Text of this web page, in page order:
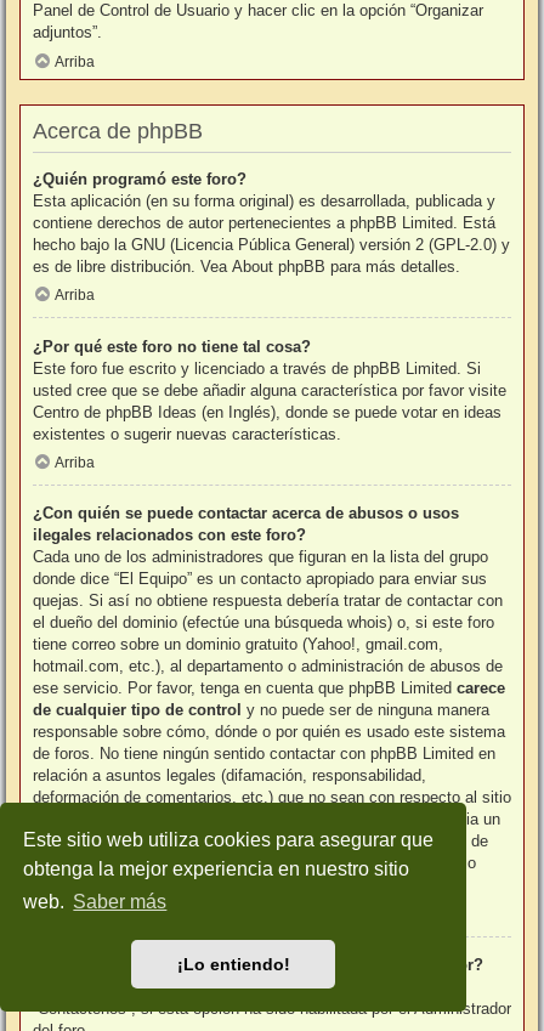
Este sitio web utiliza cookies para asegurar que
obtenga la mejor experiencia en nuestro sitio
web. Saber más
¡Lo entiendo!
Panel de Control de Usuario y hacer clic en la opción “Organizar
adjuntos”.
Arriba
Acerca de phpBB
¿Quién programó este foro?
Esta aplicación (en su forma original) es desarrollada, publicada y
contiene derechos de autor pertenecientes a phpBB Limited . Está
hecho bajo la GNU (Licencia Pública General) versión 2 (GPL-2.0) y
es de libre distribución. Vea About phpBB para más detalles.
Arriba
¿Por qué este foro no tiene tal cosa?
Este foro fue escrito y licenciado a través de phpBB Limited. Si
usted cree que se debe añadir alguna característica por favor visite
Centro de phpBB Ideas (en Inglés), donde se puede votar en ideas
existentes o sugerir nuevas características.
Arriba
¿Con quién se puede contactar acerca de abusos o usos
ilegales relacionados con este foro?
Cada uno de los administradores que figuran en la lista del grupo
donde dice “El Equipo” es un contacto apropiado para enviar sus
quejas. Si así no obtiene respuesta debería tratar de contactar con
el dueño del dominio (efectúe una búsqueda whois) o, si este foro
tiene correo sobre un dominio gratuito (Yahoo!, gmail.com,
hotmail.com, etc.), al departamento o administración de abusos de
ese servicio. Por favor, tenga en cuenta que phpBB Limited carece
de cualquier tipo de control y no puede ser de ninguna manera
responsable sobre cómo, dónde o por quién es usado este sistema
de foros. No tiene ningún sentido contactar con phpBB Limited en
relación a asuntos legales (difamación, responsabilidad,
deformación de comentarios, etc.) que no sean con respecto al sitio
phpbb.com o la discreción misma del software phpBB. Si envia un
correo a phpBB Limited respecto del uso de terceras partes
de
este software esté dispuesto a recibir una respuesta cortante o
directamente no recibir respuesta.
Arriba
¿Cómo puedo ponerme en contacto con un Administrador?
Todos los usuarios del foro pueden usar el formulario
“Contáctenos”, si está opción ha sido habilitada por el Administrador